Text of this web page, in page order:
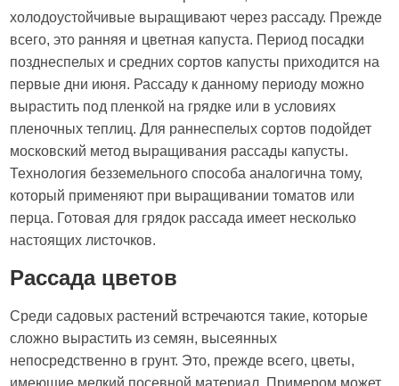
холодоустойчивые выращивают через рассаду. Прежде
всего, это ранняя и цветная капуста. Период посадки
позднеспелых и средних сортов капусты приходится на
первые дни июня. Рассаду к данному периоду можно
вырастить под пленкой на грядке или в условиях
пленочных теплиц. Для раннеспелых сортов подойдет
московский метод выращивания рассады капусты.
Технология безземельного способа аналогична тому,
который применяют при выращивании томатов или
перца. Готовая для грядок рассада имеет несколько
настоящих листочков.
Рассада цветов
Среди садовых растений встречаются такие, которые
сложно вырастить из семян, высеянных
непосредственно в грунт. Это, прежде всего, цветы,
имеющие мелкий посевной материал. Примером может